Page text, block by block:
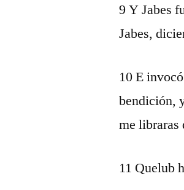
9 Y Jabes
Jabes,
10 E
bendición,
me libraras
11 Quelub